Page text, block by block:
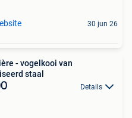
30 jun 26
- vogelkooi van
staal
Details